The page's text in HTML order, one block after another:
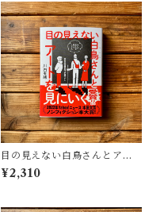
目の見えない白鳥さんとアー
トを見にいく | 川内 有緒
¥2,310